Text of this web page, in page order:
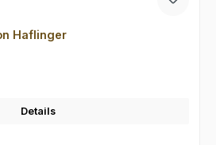
Haflinger
Details